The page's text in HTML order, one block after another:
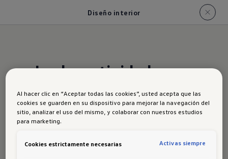
Diseño interior
La deportividad y
elegancia
Al hacer clic en “Aceptar todas las cookies”, usted acepta que las
cookies se guarden en su dispositivo para mejorar la navegación del
sitio, analizar el uso del mismo, y colaborar con nuestros estudios
para marketing.
Cookies estrictamente necesarias Activas siempre